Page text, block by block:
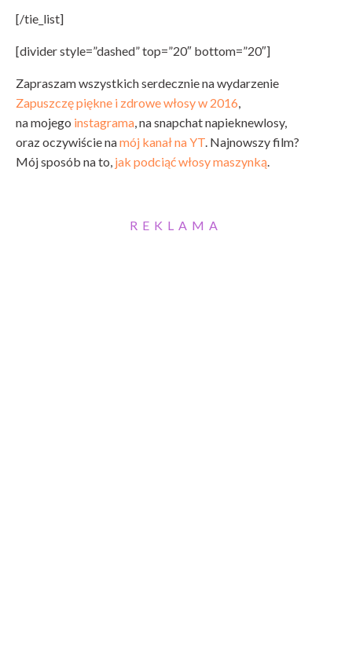
[/tie_list]
[divider style=”dashed” top=”20″ bottom=”20″]
Zapraszam wszystkich serdecznie na wydarzenie
Zapuszczę piękne i zdrowe włosy w 2016,
na mojego instagrama, na snapchat napieknewlosy,
oraz oczywiście namój kanał na YT. Najnowszy film?
Mój sposób na to, jak podciąć włosy maszynką.
REKLAMA